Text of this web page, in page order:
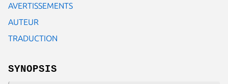
AVERTISSEMENTS
AUTEUR
TRADUCTION
SYNOPSIS